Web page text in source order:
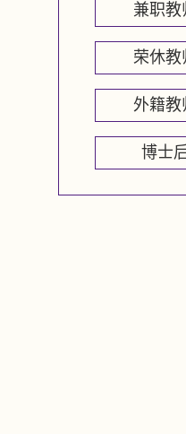
兼职教
荣休教
外籍教
博士